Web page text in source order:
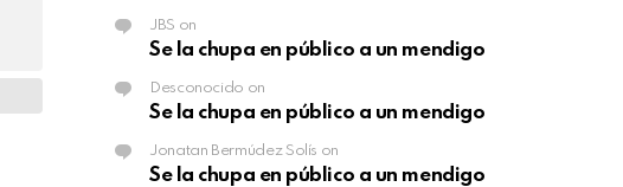
JBS on
Se la chupa en público a un mendigo
Desconocido on
Se la chupa en público a un mendigo
Jonatan Bermúdez Solís on
Se la chupa en público a un mendigo